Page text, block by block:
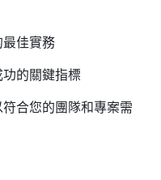
佳實務
的關鍵指標
合您的團隊和專案需